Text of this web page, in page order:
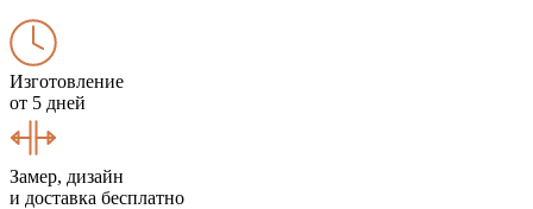
Изготовление
от 5 дней
Замер, дизайн
и доставка бесплатно